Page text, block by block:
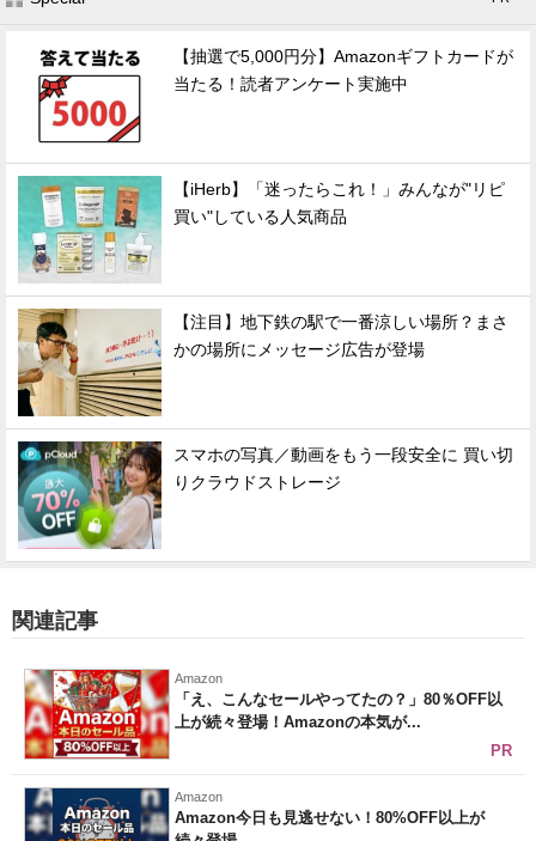
【抽選で5,000円分】Amazonギフトカードが
当たる！読者アンケート実施中
【iHerb】「迷ったらこれ！」みんなが"リピ
買い"している人気商品
【注目】地下鉄の駅で一番涼しい場所？まさ
かの場所にメッセージ広告が登場
スマホの写真／動画をもう一段安全に 買い切
りクラウドストレージ
関連記事
Amazon
「え、こんなセールやってたの？」80％OFF以
上が続々登場！Amazonの本気が...
PR
Amazon
Amazon今日も見逃せない！80%OFF以上が